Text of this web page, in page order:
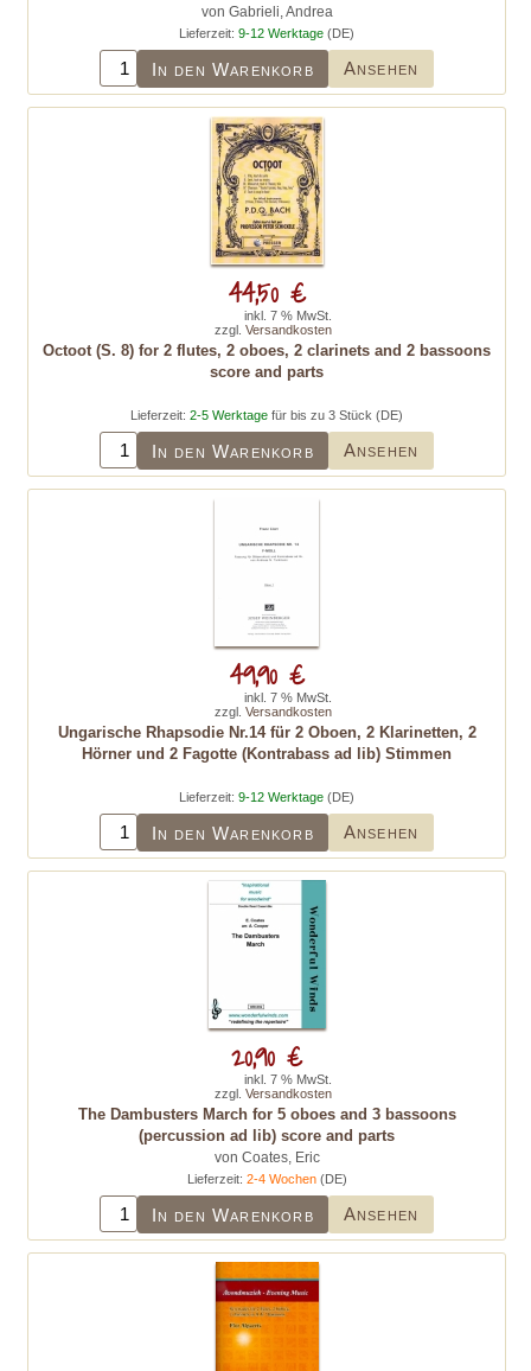
von Gabrieli, Andrea
Lieferzeit: 9-12 Werktage (DE)
In den Warenkorb Ansehen
Octoot (S. 8) for 2 flutes, 2 oboes, 2 clarinets and 2 bassoons
score and parts
Lieferzeit: 2-5 Werktage für bis zu 3 Stück (DE)
In den Warenkorb Ansehen
44,50 €
inkl. 7 % MwSt.
zzgl. Versandkosten
Ungarische Rhapsodie Nr.14 für 2 Oboen, 2 Klarinetten, 2
Hörner und 2 Fagotte (Kontrabass ad lib) Stimmen
Lieferzeit: 9-12 Werktage (DE)
In den Warenkorb Ansehen
49,90 €
inkl. 7 % MwSt.
zzgl. Versandkosten
The Dambusters March for 5 oboes and 3 bassoons
(percussion ad lib) score and parts
von Coates, Eric
Lieferzeit: 2-4 Wochen(DE)
In den Warenkorb Ansehen
20,90 €
inkl. 7 % MwSt.
zzgl. Versandkosten